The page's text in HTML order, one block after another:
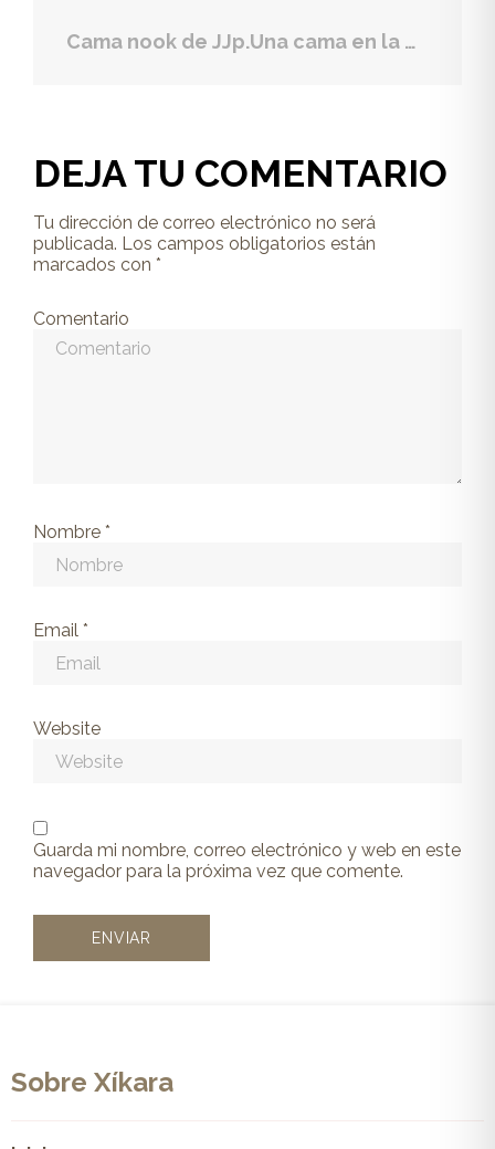
Cama nook de JJp.Una cama en la que crear tu propia aventura
DEJA TU COMENTARIO
Tu dirección de correo electrónico no será
publicada. Los campos obligatorios están
marcados con *
Comentario
Nombre *
Email *
Website
Guarda mi nombre, correo electrónico y web en este
navegador para la próxima vez que comente.
Sobre Xíkara